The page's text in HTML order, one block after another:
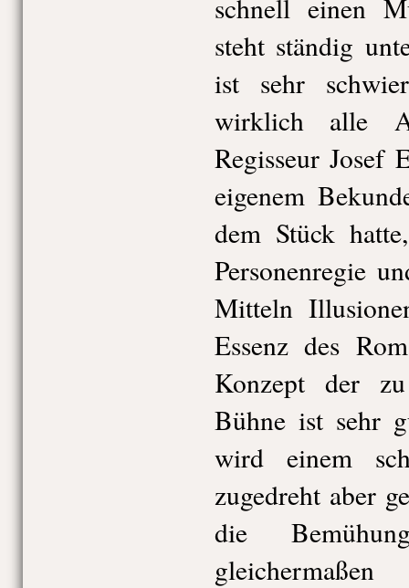
schnell einen
steht ständig
ist sehr
wirklich alle
Regisseur Josef
eigenem
dem Stück
Personenregie
Mitteln
Essenz des
Konzept der
Bühne ist sehr
wird einem
zugedreht aber
die